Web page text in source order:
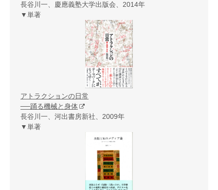
長谷川一、慶應義塾大学出版会、2014年
▼単著
アトラクションの日常
──踊る機械と身体
長谷川一、河出書房新社、2009年
▼単著